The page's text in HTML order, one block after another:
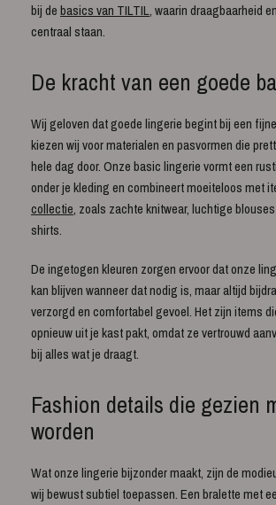
bij debasics van TILTIL, waarin draagbaarheid
centraal staan.
De kracht van een goede
Wij geloven dat goede lingerie begint bij een
kiezen wij voor materialen en pasvormen die
hele dag door. Onze basic lingerie vormt een
onder je kleding en combineert moeiteloos met
collectie, zoals zachte knitwear, luchtige
shirts.
De ingetogen kleuren zorgen ervoor dat onze
kan blijven wanneer dat nodig is, maar altijd
verzorgd en comfortabel gevoel. Het zijn items
opnieuw uit je kast pakt, omdat ze vertrouwd
bij alles wat je draagt.
Fashion details die gezien
worden
Wat onze lingerie bijzonder maakt, zijn de
wij bewust subtiel toepassen. Een bralette met